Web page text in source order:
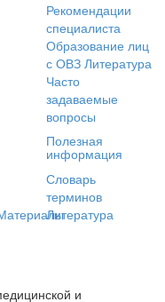
Рекомендации
специалиста
Образование лиц
с ОВЗ Литература
Часто
задаваемые
вопросы
Полезная
информация
Словарь
терминов
Литература
и